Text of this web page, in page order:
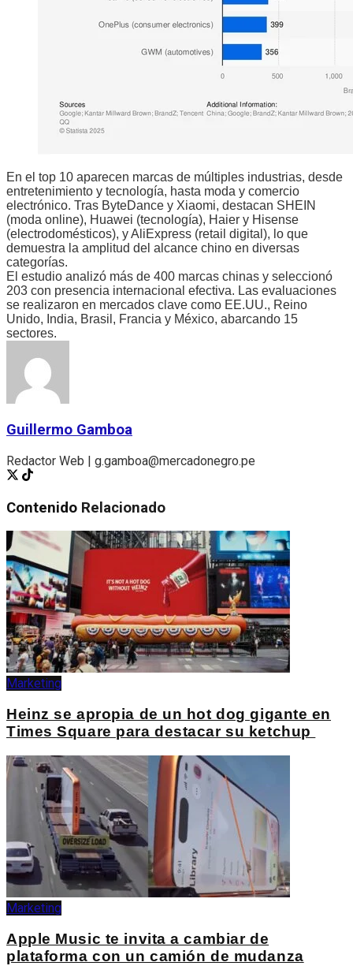
En el top 10 aparecen marcas de múltiples industrias, desde
entretenimiento y tecnología, hasta moda y comercio
electrónico. Tras ByteDance y Xiaomi, destacan SHEIN
(moda online), Huawei (tecnología), Haier y Hisense
(electrodomésticos), y AliExpress (retail digital), lo que
demuestra la amplitud del alcance chino en diversas
categorías.
El estudio analizó más de 400 marcas chinas y seleccionó
203 con presencia internacional efectiva. Las evaluaciones
se realizaron en mercados clave como EE.UU., Reino
Unido, India, Brasil, Francia y México, abarcando 15
sectores.
Guillermo Gamboa
Redactor Web | g.gamboa@mercadonegro.pe
Contenido Relacionado
Marketing
Heinz se apropia de un hot dog gigante en
Times Square para destacar su ketchup
Marketing
Apple Music te invita a cambiar de
plataforma con un camión de mudanza